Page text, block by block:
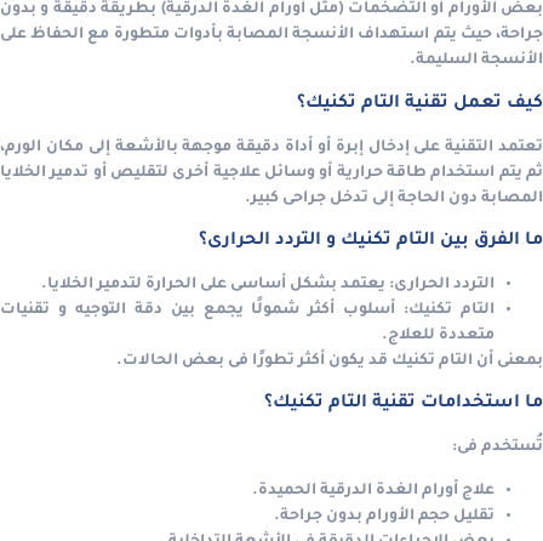
بعض الأورام أو التضخمات (مثل أورام الغدة الدرقية) بطريقة دقيقة و بدون
جراحة، حيث يتم استهداف الأنسجة المصابة بأدوات متطورة مع الحفاظ على
الأنسجة السليمة.
كيف تعمل تقنية التام تكنيك؟
تعتمد التقنية على إدخال إبرة أو أداة دقيقة موجهة بالأشعة إلى مكان الورم،
ثم يتم استخدام طاقة حرارية أو وسائل علاجية أخرى لتقليص أو تدمير الخلايا
المصابة دون الحاجة إلى تدخل جراحى كبير.
ما الفرق بين التام تكنيك و التردد الحرارى؟
التردد الحرارى: يعتمد بشكل أساسى على الحرارة لتدمير الخلايا.
التام تكنيك: أسلوب أكثر شمولًا يجمع بين دقة التوجيه و تقنيات
متعددة للعلاج.
بمعنى أن التام تكنيك قد يكون أكثر تطورًا فى بعض الحالات.
ما استخدامات تقنية التام تكنيك؟
تُستخدم فى:
علاج أورام الغدة الدرقية الحميدة.
تقليل حجم الأورام بدون جراحة.